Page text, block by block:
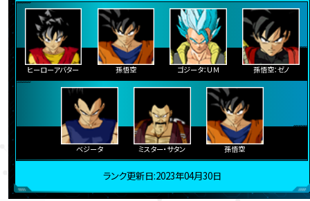
ヒーローアバター 孫悟空 ゴジータ：ＵＭ 孫悟空：ゼノ
ベジータ ミスター・サタン 孫悟空
ランク更新日:2023年04月30日